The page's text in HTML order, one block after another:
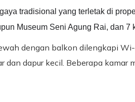
tradisional yang terletak di
Museum Seni Agung Rai, dan 7
dengan balkon dilengkapi
dan dapur kecil. Beberapa kamar